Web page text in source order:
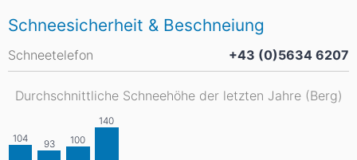
Schneesicherheit & Beschneiung
Schneetelefon +43 (0)5634 6207
Durchschnittliche Schneehöhe der letzten Jahre (Berg)